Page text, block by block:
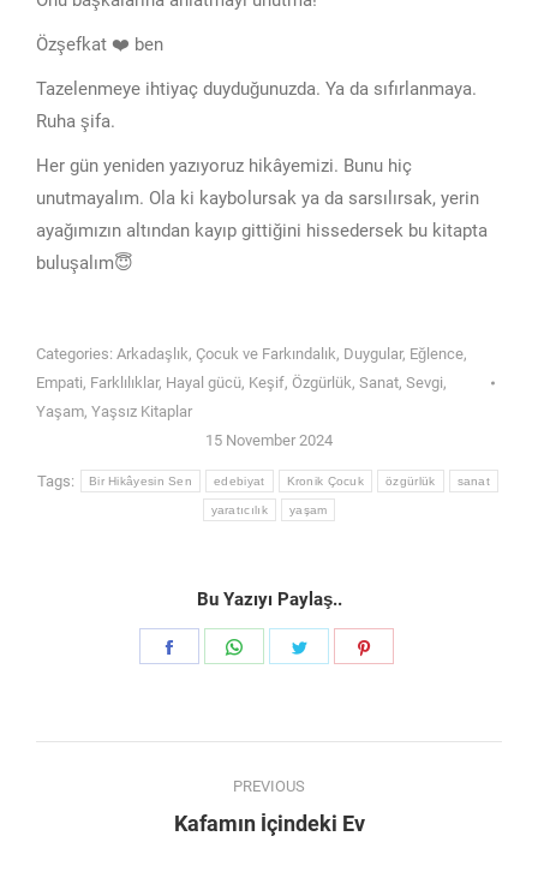
Özşefkat ❤️ ben
Tazelenmeye ihtiyaç duyduğunuzda. Ya da sıfırlanmaya.
Ruha şifa.
Her gün yeniden yazıyoruz hikâyemizi. Bunu hiç
unutmayalım. Ola ki kaybolursak ya da sarsılırsak, yerin
ayağımızın altından kayıp gittiğini hissedersek bu kitapta
buluşalım😇
Categories: Arkadaşlık, Çocuk ve Farkındalık, Duygular, Eğlence,
Empati, Farklılıklar, Hayal gücü, Keşif, Özgürlük, Sanat, Sevgi,
Yaşam, Yaşsız Kitaplar
15 November 2024
Tags: Bir Hikâyesin Sen edebiyat Kronik Çocuk özgürlük sanat
yaratıcılık yaşam
Bu Yazıyı Paylaş..
Share
navigation
PREVIOUS
Previous
Kafamın İçindeki Ev